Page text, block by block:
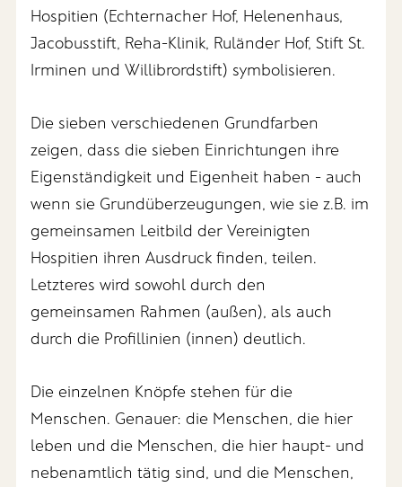
Hospitien (Echternacher Hof, Helenenhaus,
Jacobusstift, Reha-Klinik, Ruländer Hof, Stift St.
Irminen und Willibrordstift) symbolisieren.
Die sieben verschiedenen Grundfarben
zeigen, dass die sieben Einrichtungen ihre
Eigenständigkeit und Eigenheit haben - auch
wenn sie Grundüberzeugungen, wie sie z.B. im
gemeinsamen Leitbild der Vereinigten
Hospitien ihren Ausdruck finden, teilen.
Letzteres wird sowohl durch den
gemeinsamen Rahmen (außen), als auch
durch die Profillinien (innen) deutlich.
Die einzelnen Knöpfe stehen für die
Menschen. Genauer: die Menschen, die hier
leben und die Menschen, die hier haupt- und
nebenamtlich tätig sind, und die Menschen,